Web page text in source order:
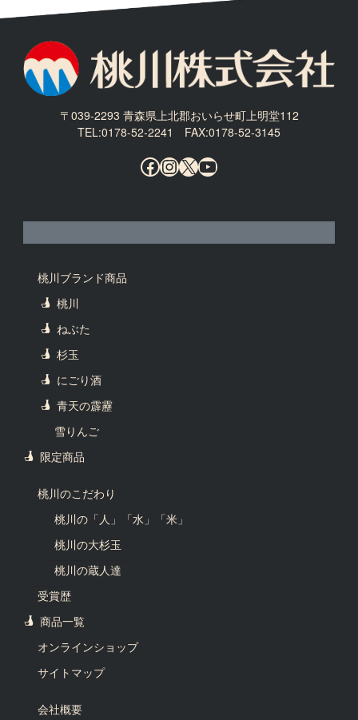
〒039-2293 青森県上北郡おいらせ町上明堂112
TEL:0178-52-2241 FAX:0178-52-3145
Facebook
Instagram
X YouTube
桃川ブランド商品
桃川
ねぶた
杉玉
にごり酒
青天の霹靂
雪りんご
限定商品
桃川のこだわり
桃川の「人」「水」「米」
桃川の大杉玉
桃川の蔵人達
受賞歴
商品一覧
オンラインショップ
サイトマップ
会社概要